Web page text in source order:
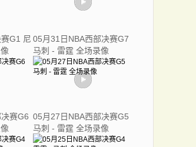
G1 尼 05月31日NBA西部决赛G7
马刺 - 雷霆 全场录像
赛G6 05月27日NBA西部决赛G5
马刺 - 雷霆 全场录像